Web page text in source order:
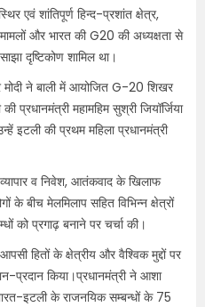
एवं शांतिपूर्ण हिन्द-प्रशांत क्षेत्र,
और भारत की G20 की अध्यक्षता से
दृष्टिकोण शामिल था।
मोदी ने बाली में आयोजित G-20 शिखर
प्रधानमंत्री महामहिम सुश्री जियॉर्जिया
इटली की प्रथम महिला प्रधानमंत्री
व निवेश, आतंकवाद के खिलाफ
के बीच मेलमिलाप सहित विभिन्न क्षेत्रों
को प्रगाढ़ बनाने पर चर्चा की।
हितों के क्षेत्रीय और वैश्विक मुद्दों पर
प्रदान किया।प्रधानमंत्री ने आशा
इटली के राजनयिक सम्बन्धों के 75